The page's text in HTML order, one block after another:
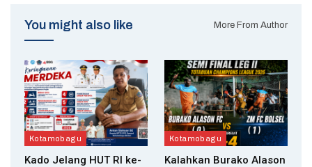
You might also like More From Author
Kotamobagu
Kado Jelang HUT RI ke-
Kotamobagu
Kalahkan Burako Alason